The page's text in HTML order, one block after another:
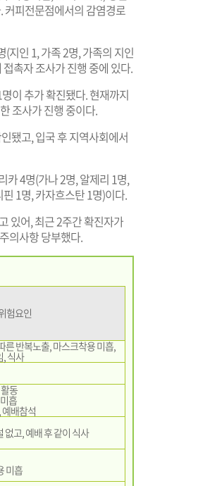
커피전문점에서의 감염경로
지인 1, 가족 2명, 가족의 지인
촉자 조사가 진행 중에 있다.
이 추가 확진됐다. 현재까지
조사가 진행 중이다.
됐고, 입국 후 지역사회에서
카 4명(가나 2명, 알제리 1명,
1명, 카자흐스탄 1명)이다.
있어, 최근 2주간 확진자가
의사항 당부했다.
험요인
른 반복노출, 마스크착용 미흡,
, 식사
동
흡
예배참석
없고, 예배 후 같이 식사
미흡